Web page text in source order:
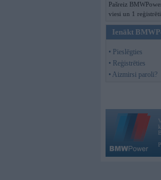
Pašreiz
viesi un 1 reģistrēti
Ienākt
• Pieslēgties
• Reģistrēties
• Aizmirsi paroli?